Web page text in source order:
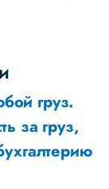
груз.
за груз,